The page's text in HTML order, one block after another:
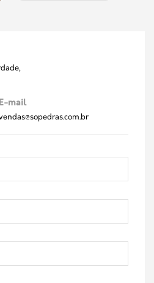
E-mail